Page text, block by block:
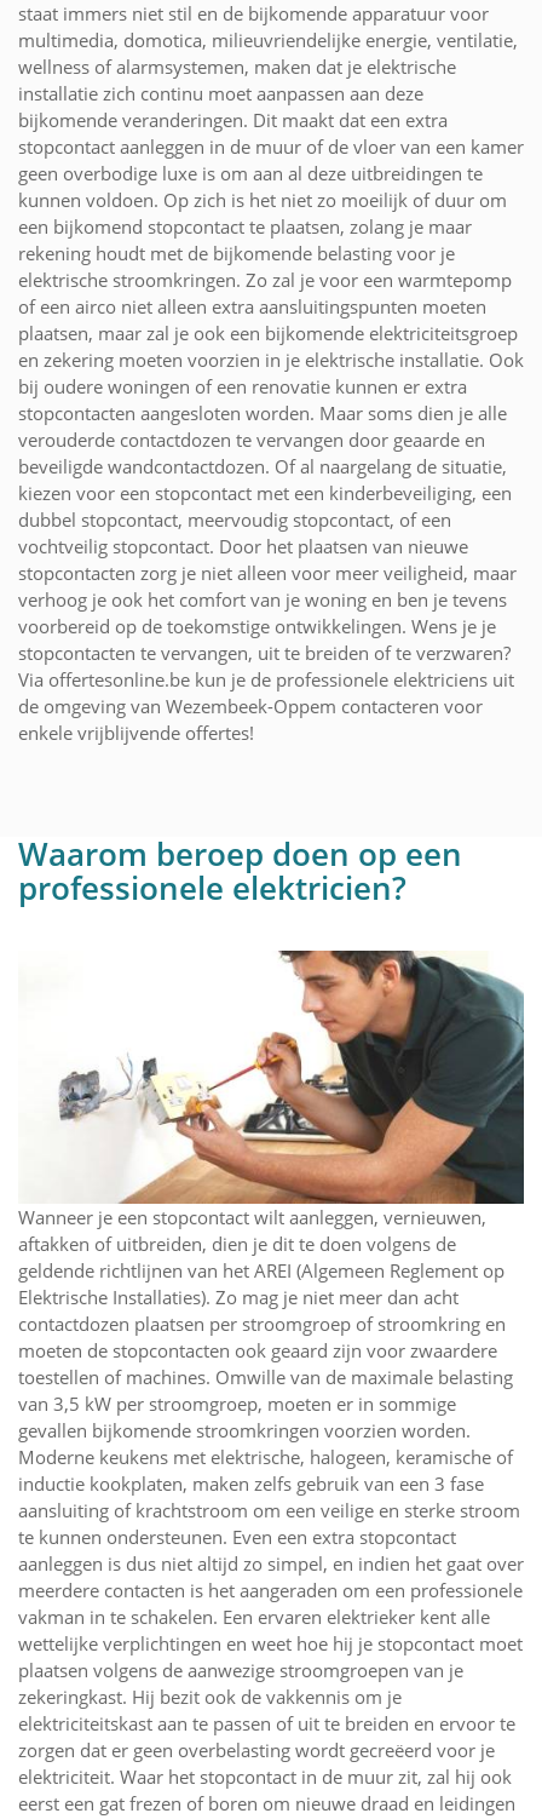
staat immers niet stil en de bijkomende apparatuur voor
multimedia, domotica, milieuvriendelijke energie, ventilatie,
wellness of alarmsystemen, maken dat je elektrische
installatie zich continu moet aanpassen aan deze
bijkomende veranderingen. Dit maakt dat een extra
stopcontact aanleggen in de muur of de vloer van een kamer
geen overbodige luxe is om aan al deze uitbreidingen te
kunnen voldoen. Op zich is het niet zo moeilijk of duur om
een bijkomend stopcontact te plaatsen, zolang je maar
rekening houdt met de bijkomende belasting voor je
elektrische stroomkringen. Zo zal je voor een warmtepomp
of een airco niet alleen extra aansluitingspunten moeten
plaatsen, maar zal je ook een bijkomende elektriciteitsgroep
en zekering moeten voorzien in je elektrische installatie. Ook
bij oudere woningen of een renovatie kunnen er extra
stopcontacten aangesloten worden. Maar soms dien je alle
verouderde contactdozen te vervangen door geaarde en
beveiligde wandcontactdozen. Of al naargelang de situatie,
kiezen voor een stopcontact met een kinderbeveiliging, een
dubbel stopcontact, meervoudig stopcontact, of een
vochtveilig stopcontact. Door het plaatsen van nieuwe
stopcontacten zorg je niet alleen voor meer veiligheid, maar
verhoog je ook het comfort van je woning en ben je tevens
voorbereid op de toekomstige ontwikkelingen. Wens je je
stopcontacten te vervangen, uit te breiden of te verzwaren?
Via offertesonline.be kun je de professionele elektriciens uit
de omgeving van Wezembeek-Oppem contacteren voor
enkele vrijblijvende offertes!
Waarom beroep doen op een
professionele elektricien?
Wanneer je een stopcontact wilt aanleggen, vernieuwen,
aftakken of uitbreiden, dien je dit te doen volgens de
geldende richtlijnen van het AREI (Algemeen Reglement op
Elektrische Installaties). Zo mag je niet meer dan acht
contactdozen plaatsen per stroomgroep of stroomkring en
moeten de stopcontacten ook geaard zijn voor zwaardere
toestellen of machines. Omwille van de maximale belasting
van 3,5 kW per stroomgroep, moeten er in sommige
gevallen bijkomende stroomkringen voorzien worden.
Moderne keukens met elektrische, halogeen, keramische of
inductie kookplaten, maken zelfs gebruik van een 3 fase
aansluiting of krachtstroom om een veilige en sterke stroom
te kunnen ondersteunen. Even een extra stopcontact
aanleggen is dus niet altijd zo simpel, en indien het gaat over
meerdere contacten is het aangeraden om een professionele
vakman in te schakelen. Een ervaren elektrieker kent alle
wettelijke verplichtingen en weet hoe hij je stopcontact moet
plaatsen volgens de aanwezige stroomgroepen van je
zekeringkast. Hij bezit ook de vakkennis om je
elektriciteitskast aan te passen of uit te breiden en ervoor te
zorgen dat er geen overbelasting wordt gecreëerd voor je
elektriciteit. Waar het stopcontact in de muur zit, zal hij ook
eerst een gat frezen of boren om nieuwe draad en leidingen